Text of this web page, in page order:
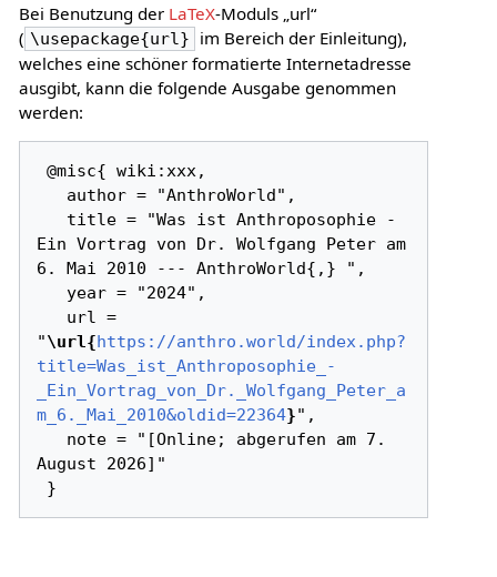
Bei Benutzung der LaTeX-Moduls „url“
( \usepackage{url}
im Bereich der Einleitung),
welches eine schöner formatierte Internetadresse
ausgibt, kann die folgende Ausgabe genommen
werden:
@misc{ wiki:xxx,
Ein Vortrag von Dr. Wolfgang Peter am
6. Mai 2010 --- AnthroWorld{,} ",
"\url{https://anthro.world/index.php?
title=Was_ist_Anthroposophie_-
_Ein_Vortrag_von_Dr._Wolfgang_Peter_a
m_6._Mai_2010&oldid=22364}",
August 2026]"